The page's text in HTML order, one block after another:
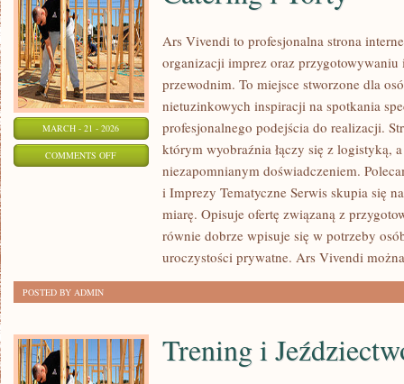
MARCH - 21 - 2026
COMMENTS OFFON
Ars Vivendi to profesjonalna strona
organizacji imprez oraz
przewodnim. To miejsce stworzone dla
nietuzinkowych inspiracji na spotkania
profesjonalnego podejścia do realizacji.
którym wyobraźnia łączy się z logistyką,
niezapomnianym doświadczeniem.
i Imprezy Tematyczne Serwis skupia się
miarę. Opisuje ofertę związaną z
równie dobrze wpisuje się w potrzeby
uroczystości prywatne. Ars Vivendi można
POSTED BY ADMIN
Trening i